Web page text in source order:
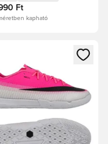
Ft
kapható
vagy a tagként
egy modált a